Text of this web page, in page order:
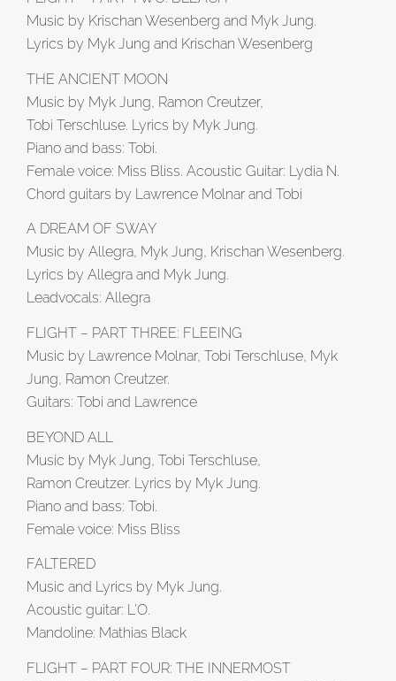
Music by Krischan Wesenberg and Myk Jung.
Lyrics by Myk Jung and Krischan Wesenberg
THE ANCIENT MOON
Music by Myk Jung, Ramon Creutzer,
Tobi Terschluse. Lyrics by Myk Jung.
Piano and bass: Tobi.
Female voice: Miss Bliss. Acoustic Guitar: Lydia N.
Chord guitars by Lawrence Molnar and Tobi
A DREAM OF SWAY
Music by Allegra, Myk Jung, Krischan Wesenberg.
Lyrics by Allegra and Myk Jung.
Leadvocals: Allegra
FLIGHT – PART THREE: FLEEING
Music by Lawrence Molnar, Tobi Terschluse, Myk
Jung, Ramon Creutzer.
Guitars: Tobi and Lawrence
BEYOND ALL
Music by Myk Jung, Tobi Terschluse,
Ramon Creutzer. Lyrics by Myk Jung.
Piano and bass: Tobi.
Female voice: Miss Bliss
FALTERED
Music and Lyrics by Myk Jung.
Acoustic guitar: L’O.
Mandoline: Mathias Black
FLIGHT – PART FOUR: THE INNERMOST